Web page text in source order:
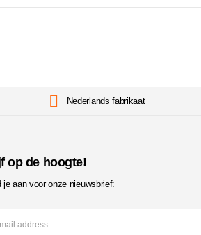
Nederlands fabrikaat
op de hoogte!
je aan voor onze nieuwsbrief: